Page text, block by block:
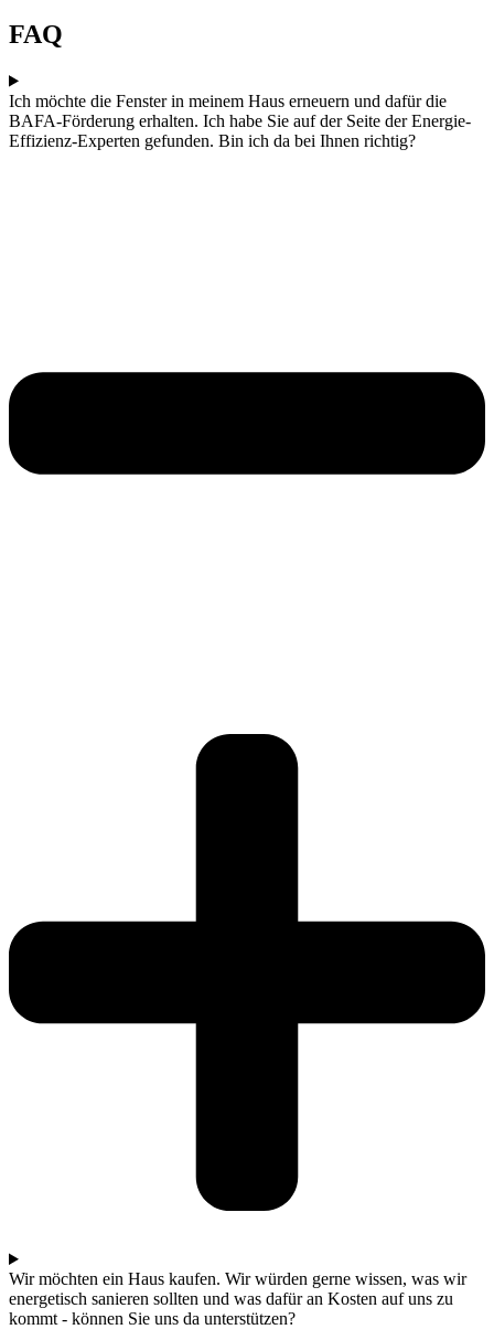
FAQ
Ich möchte die Fenster in meinem Haus erneuern und dafür die
BAFA-Förderung erhalten. Ich habe Sie auf der Seite der Energie-
Effizienz-Experten gefunden. Bin ich da bei Ihnen richtig?
Wir möchten ein Haus kaufen. Wir würden gerne wissen, was wir
energetisch sanieren sollten und was dafür an Kosten auf uns zu
kommt - können Sie uns da unterstützen?